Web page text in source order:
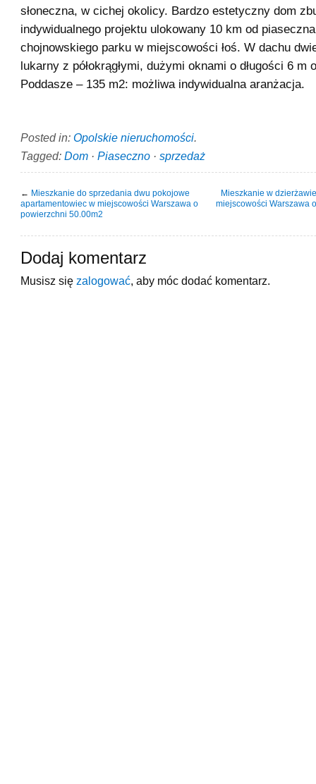
słoneczna, w cichej okolicy. Bardzo estetyczny dom
indywidualnego projektu ulokowany 10 km od
chojnowskiego parku w miejscowości łoś. W dachu
lukarny z półokrągłymi, dużymi oknami o długości 6 m
Poddasze – 135 m2: możliwa indywidualna aranżacja.
Posted in: Opolskie nieruchomości.
Tagged: Dom · Piaseczno · sprzedaż
← Mieszkanie do sprzedania dwu pokojowe
apartamentowiec w miejscowości Warszawa o
powierzchni 50.00m2
Mieszkanie w
miejscowości Warszawa
Dodaj komentarz
Musisz się zalogować , aby móc dodać komentarz.